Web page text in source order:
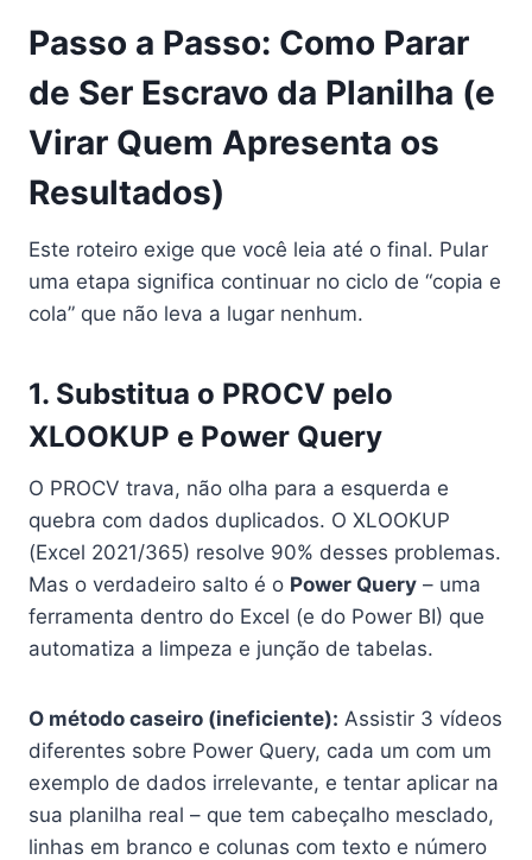
Passo a Passo: Como Parar
de Ser Escravo da Planilha (e
Virar Quem Apresenta os
Resultados)
Este roteiro exige que você leia até o final. Pular
uma etapa significa continuar no ciclo de “copia e
cola” que não leva a lugar nenhum.
1. Substitua o PROCV pelo
XLOOKUP e Power Query
O PROCV trava, não olha para a esquerda e
quebra com dados duplicados. O XLOOKUP
(Excel 2021/365) resolve 90% desses problemas.
Mas o verdadeiro salto é o Power Query – uma
ferramenta dentro do Excel (e do Power BI) que
automatiza a limpeza e junção de tabelas.
O método caseiro (ineficiente): Assistir 3 vídeos
diferentes sobre Power Query, cada um com um
exemplo de dados irrelevante, e tentar aplicar na
sua planilha real – que tem cabeçalho mesclado,
linhas em branco e colunas com texto e número